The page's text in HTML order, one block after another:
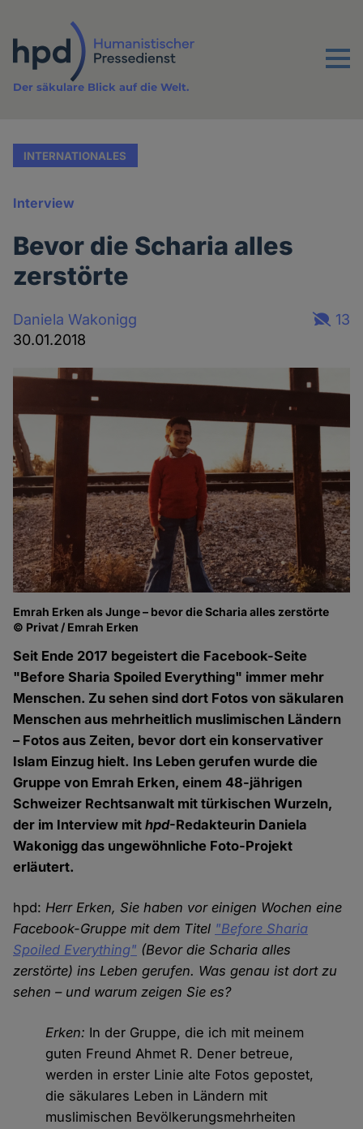
Inhalt
Menu
Der säkulare Blick auf die Welt.
INTERNATIONALES
Interview
Bevor die Scharia alles
zerstörte
Daniela Wakonigg
30.01.2018
13
Emrah Erken als Junge – bevor die Scharia alles zerstörte
© Privat / Emrah Erken
Seit Ende 2017 begeistert die Facebook-Seite
"Before Sharia Spoiled Everything" immer mehr
Menschen. Zu sehen sind dort Fotos von säkularen
Menschen aus mehrheitlich muslimischen Ländern
– Fotos aus Zeiten, bevor dort ein konservativer
Islam Einzug hielt. Ins Leben gerufen wurde die
Gruppe von Emrah Erken, einem 48-jährigen
Schweizer Rechtsanwalt mit türkischen Wurzeln,
der im Interview mithpd-Redakteurin Daniela
Wakonigg das ungewöhnliche Foto-Projekt
erläutert.
hpd:Herr Erken, Sie haben vor einigen Wochen eine
Facebook-Gruppe mit dem Titel "Before Sharia
Spoiled Everything" (Bevor die Scharia alles
zerstörte) ins Leben gerufen. Was genau ist dort zu
sehen – und warum zeigen Sie es?
Erken: In der Gruppe, die ich mit meinem
guten Freund Ahmet R. Dener betreue,
werden in erster Linie alte Fotos gepostet,
die säkulares Leben in Ländern mit
muslimischen Bevölkerungsmehrheiten